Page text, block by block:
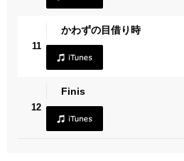
11
かわずの目借り時
12
Finis